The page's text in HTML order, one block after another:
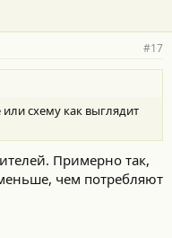
#17
схему как выглядит
Примерно так,
чем потребляют